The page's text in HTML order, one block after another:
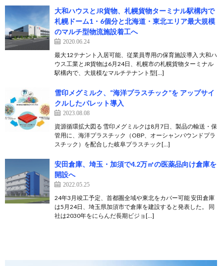
大和ハウスとJR貨物、札幌貨物ターミナル駅構内で
札幌ドーム1・6個分と北海道・東北エリア最大規模
のマルチ型物流施設着工へ
2020.06.24
最大12テナント入居可能、従業員専用の保育施設導入 大和ハ
ウス工業とJR貨物は6月24日、札幌市の札幌貨物ターミナル
駅構内で、大規模なマルチテナント型[…]
雪印メグミルク、“海洋プラスチック”を アップサイ
クルしたパレット導入
2023.08.08
資源循環拡大図る 雪印メグミルクは8月7日、製品の輸送・保
管用に、海洋プラスチック（OBP、オーシャンバウンドプラ
スチック）を配合した岐阜プラスチック[…]
安田倉庫、埼玉・加須で4.2万㎡の医薬品向け倉庫を
開設へ
2022.05.25
24年3月竣工予定、首都圏全域や東北をカバー可能 安田倉庫
は5月24日、埼玉県加須市で倉庫を建設すると発表した。 同
社は2030年をにらんだ長期ビジョ[…]